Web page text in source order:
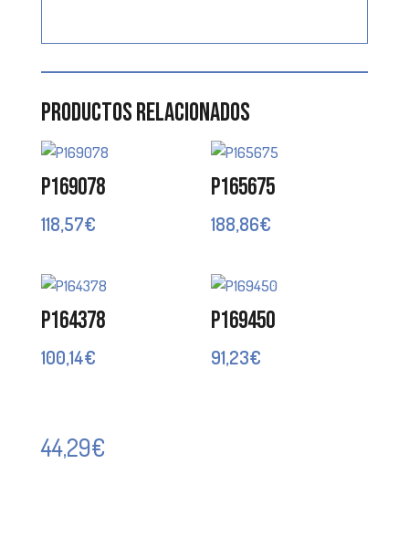
Productos relacionados
P169078
118,57€
P165675
188,86€
P164378
100,14€
P169450
91,23€
44,29€